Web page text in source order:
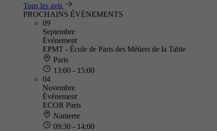
Tous les avis
PROCHAINS ÉVÈNEMENTS
09
Septembre
Événement
EPMT - École de Paris des Métiers de la Table
Paris
13:00 - 15:00
04
Novembre
Événement
ECOR Paris
Nanterre
09:30 - 14:00